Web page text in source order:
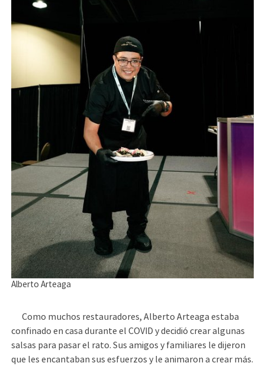
Alberto Arteaga
Como muchos restauradores, Alberto Arteaga estaba
confinado en casa durante el COVID y decidió crear algunas
salsas para pasar el rato. Sus amigos y familiares le dijeron
que les encantaban sus esfuerzos y le animaron a crear más.